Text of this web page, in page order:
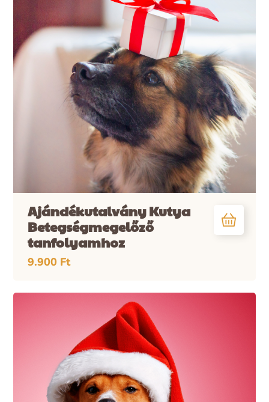
Ajándékutalvány Kutya
Betegségmegelőző
tanfolyamhoz
9.900 Ft